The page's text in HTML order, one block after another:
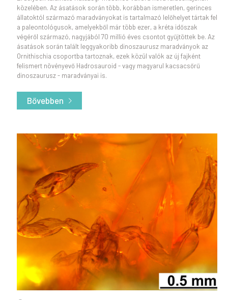
közelében. Az ásatások során több, korábban ismeretlen, gerinces
állatoktól származó maradványokat is tartalmazó lelőhelyet tártak fel
a paleontológusok, amelyekből már több ezer, a kréta időszak
végéről származó, nagyjából 70 millió éves csontot gyűjtöttek be. Az
ásatások során talált leggyakoribb dinoszaurusz maradványok az
Ornithischia csoportba tartoznak, ezek közül valók az új fajként
felismert növényevő Hadrosauroid - vagy magyarul kacsacsőrű
dinoszaurusz - maradványai is.
Bővebben
- Új dinoszaurusz fajt fedeztek fel magyar